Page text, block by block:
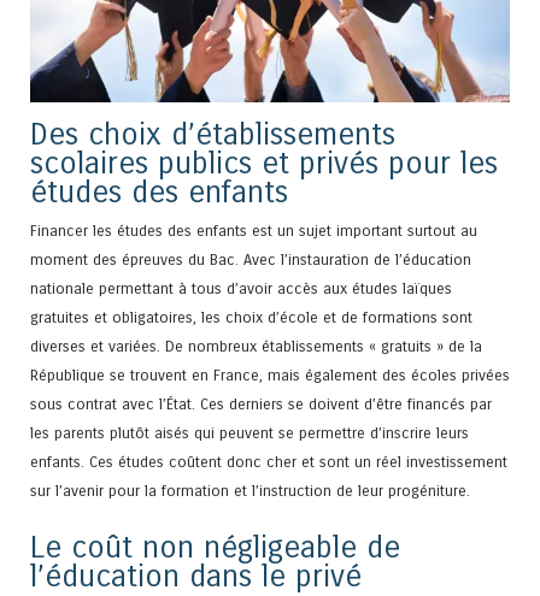
Des choix d’établissements
scolaires publics et privés pour les
études des enfants
Financer les études des enfants est un sujet important surtout au
moment des épreuves du Bac. Avec l’instauration de l’éducation
nationale permettant à tous d’avoir accès aux études laïques
gratuites et obligatoires, les choix d’école et de formations sont
diverses et variées. De nombreux établissements « gratuits » de la
République se trouvent en France, mais également des écoles privées
sous contrat avec l’État. Ces derniers se doivent d’être financés par
les parents plutôt aisés qui peuvent se permettre d’inscrire leurs
enfants. Ces études coûtent donc cher et sont un réel investissement
sur l’avenir pour la formation et l’instruction de leur progéniture.
Le coût non négligeable de
l’éducation dans le privé